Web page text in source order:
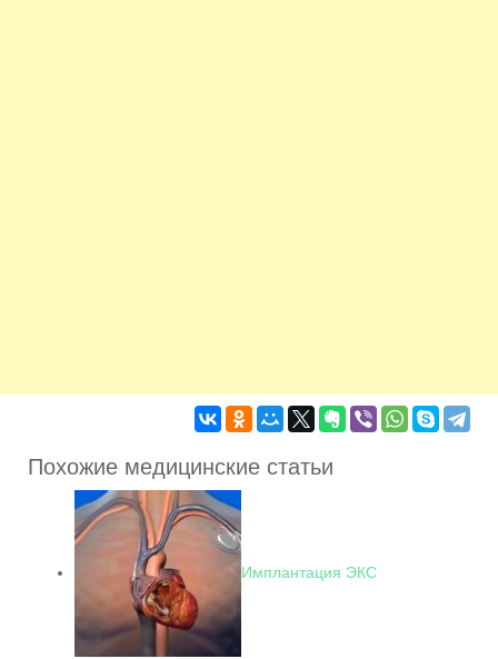
Похожие медицинские статьи
Имплантация ЭКС